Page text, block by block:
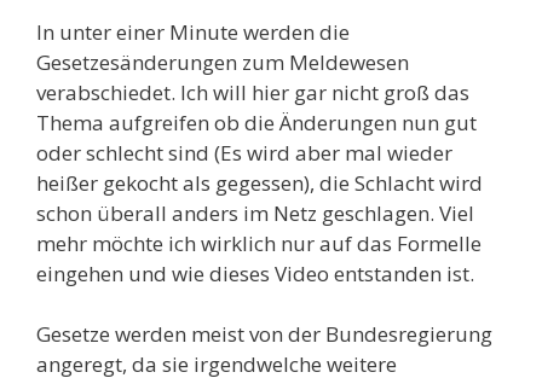
In unter einer Minute werden die
Gesetzesänderungen zum Meldewesen
verabschiedet. Ich will hier gar nicht groß das
Thema aufgreifen ob die Änderungen nun gut
oder schlecht sind (Es wird aber mal wieder
heißer gekocht als gegessen), die Schlacht wird
schon überall anders im Netz geschlagen. Viel
mehr möchte ich wirklich nur auf das Formelle
eingehen und wie dieses Video entstanden ist.
Gesetze werden meist von der Bundesregierung
angeregt, da sie irgendwelche weitere